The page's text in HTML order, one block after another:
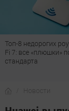
8 недорогих
все «плюшки»
Новости